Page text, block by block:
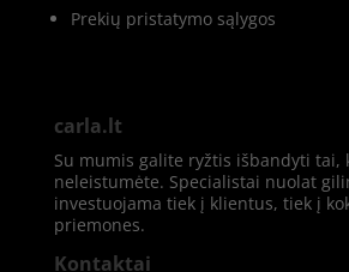
Prekių pristatymo sąlygos
carla.lt
Su mumis galite ryžtis išbandyti tai,
neleistumėte. Specialistai nuolat
investuojama tiek į klientus, tiek į
priemones.
Kontaktai